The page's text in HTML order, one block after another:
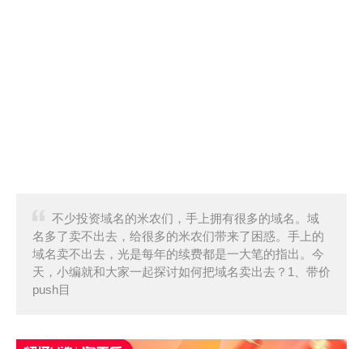
不少投资域名的米农们，手上拥有很多的域名。域
名多了卖不出去，给很多的米农们带来了困惑。手上的
域名卖不出去，光是每年的续费都是一大笔的指出。今
天，小编就和大家一起探讨如何把域名卖出去？1、带价
push目